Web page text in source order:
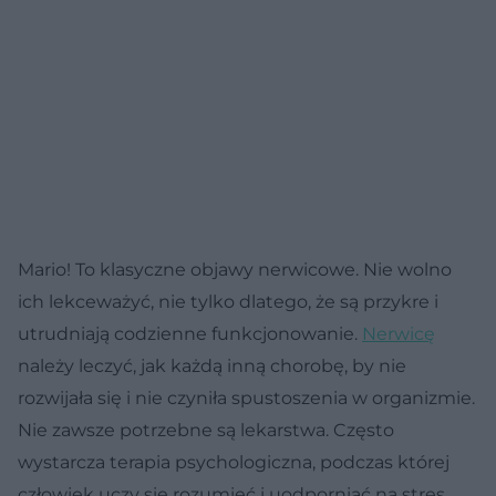
Mario! To klasyczne objawy nerwicowe. Nie wolno
ich lekceważyć, nie tylko dlatego, że są przykre i
utrudniają codzienne funkcjonowanie. Nerwicę
należy leczyć, jak każdą inną chorobę, by nie
rozwijała się i nie czyniła spustoszenia w organizmie.
Nie zawsze potrzebne są lekarstwa. Często
wystarcza terapia psychologiczna, podczas której